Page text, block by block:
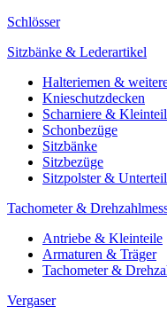
Schlösser
Sitzbänke & Lederartikel
Halteriemen &
Knieschutzdecken
Scharniere &
Schonbezüge
Sitzbänke
Sitzbezüge
Sitzpolster &
Tachometer &
Antriebe & Kleinteile
Armaturen & Träger
Tachometer &
Vergaser